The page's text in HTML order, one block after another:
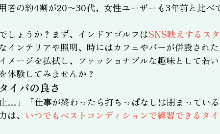
者の約4割が20〜30代、女性ユーザーも3年前と比べ
しょうか？まず、インドアゴルフはSNS映えするス
インテリアや照明、時にはカフェやバーが併設され
メージを払拭し、ファッショナブルな趣味として若
体験してみませんか？
イパの良さ
…」「仕事が終わったら打ちっぱなしは閉まってい
、 いつでもベストコンディションで練習できるタ